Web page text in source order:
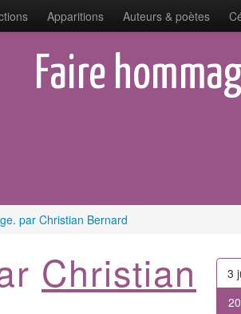
Apparitions Auteurs & poètes
Faire
par Christian Bernard
3
Christian